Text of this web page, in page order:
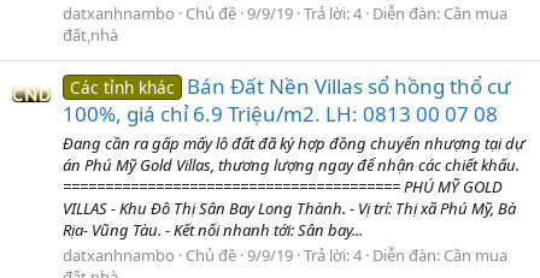
datxanhnambo
Chủ đề 9/9/19 Trả lời: 4 Diễn đàn: Cần mua
đất,nhà
Các tỉnh khác
Bán Đất Nền Villas sổ hồng thổ cư
100%, giá chỉ 6.9 Triệu/m2. LH: 0813 00 07 08
Đang cần ra gấp mấy lô đất đã ký hợp đồng chuyển nhượng tại dự
án Phú Mỹ Gold Villas, thương lượng ngay để nhận các chiết khấu.
======================================== PHÚ MỸ GOLD
VILLAS - Khu Đô Thị Sân Bay Long Thành. - Vị trí: Thị xã Phú Mỹ, Bà
Rịa- Vũng Tàu. - Kết nối nhanh tới: Sân bay...
datxanhnambo
Chủ đề 9/9/19 Trả lời: 4 Diễn đàn: Cần mua